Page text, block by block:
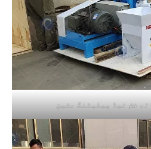
فش فیڈ پیلیٹنگ مشین